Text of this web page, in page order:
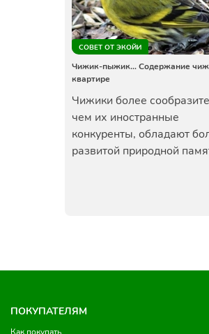
СОВЕТ ОТ ЭКОЙИ
Чижик-пыжик… Содержание
квартире
Чижики более
чем их иностранные
конкуренты, обладают
развитой природной
ПОКУПАТЕЛЯМ